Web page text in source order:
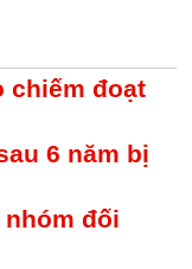
chiếm đoạt
6 năm bị
đối